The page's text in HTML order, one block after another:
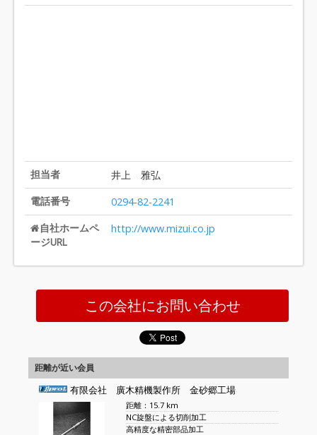
担当者
井上 雅弘
電話番号
0294-82-2241
自社ホームペ
ージURL
http://www.mizui.co.jp
この会社にお問い合わせ
距離が近い会員
有限会社 廣木精機製作所 金砂郷工場
距離：15.7 km
NC旋盤による切削加工
高精度な精密部品加工